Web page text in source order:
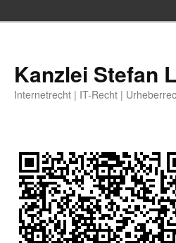
Kanzlei Stefan
Internetrecht | IT-Recht |